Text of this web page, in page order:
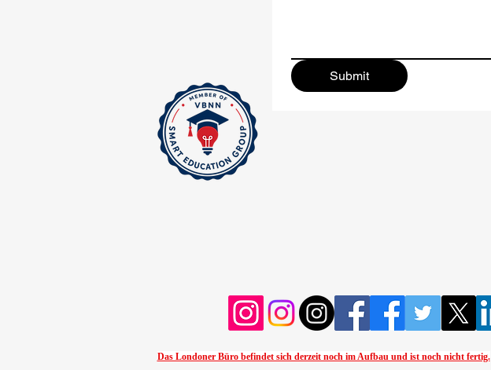
Submit
Das Londoner Büro befindet sich derzeit noch im Aufbau und ist noch nicht fertig.